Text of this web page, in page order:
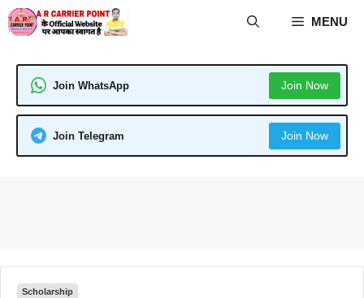
Skip
to
MENU
Join WhatsApp Join Now
Join Telegram Join Now
Scholarship